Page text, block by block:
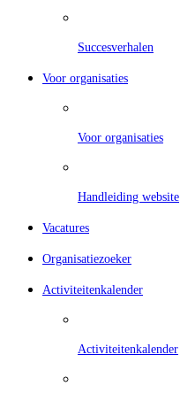
Succesverhalen
Voor organisaties
Voor organisaties
Handleiding website
Vacatures
Organisatiezoeker
Activiteitenkalender
Activiteitenkalender